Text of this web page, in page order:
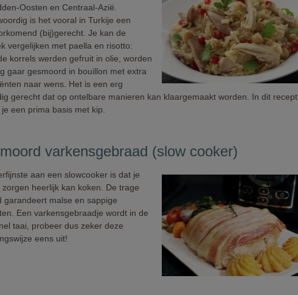
Oosten en Centraal-Azië.
is het vooral in Turkije een
(bij)gerecht. Je kan de
vergelijken met paella en risotto:
korrels werden gefruit in olie, worden
gaar gesmoord in bouillon met extra
naar wens. Het is een erg
gerecht dat op ontelbare manieren kan klaargemaakt worden. In dit recept
een prima basis met kip.
varkensgebraad (slow cooker)
aan een slowcooker is dat je
zorgen heerlijk kan koken. De trage
garandeert malse en sappige
Een varkensgebraadje wordt in de
taai, probeer dus zeker deze
eens uit!